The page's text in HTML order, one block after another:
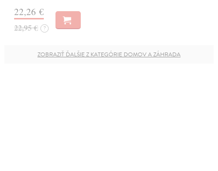
22,26 €
22,95 € ?
ZOBRAZIŤ ĎALŠIE Z KATEGÓRIE DOMOV A ZÁHRADA